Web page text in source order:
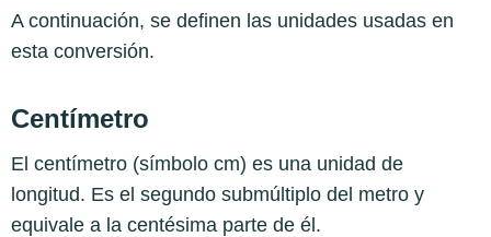
A continuación, se definen las unidades usadas en
esta conversión.
Centímetro
El centímetro (símbolo cm) es una unidad de
longitud. Es el segundo submúltiplo del metro y
equivale a la centésima parte de él.